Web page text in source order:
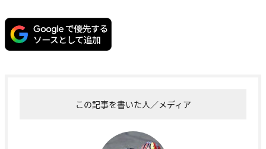
この記事を書いた人／メディア